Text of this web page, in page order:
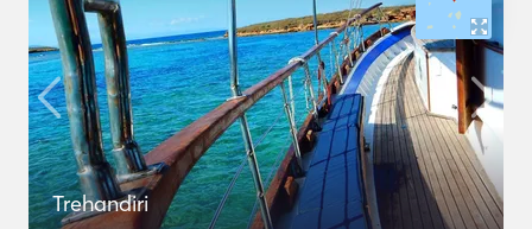
Trehandiri